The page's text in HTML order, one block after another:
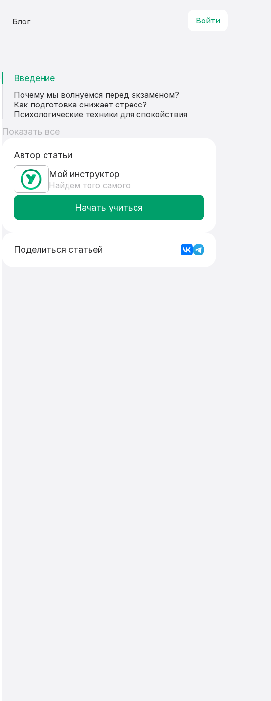
Блог Войти
Введение
Почему мы волнуемся перед экзаменом?
Как подготовка снижает стресс?
Психологические техники для спокойствия
Показать все
Автор статьи
Мой инструктор
Найдем того самого
Начать учиться
Поделиться статьей